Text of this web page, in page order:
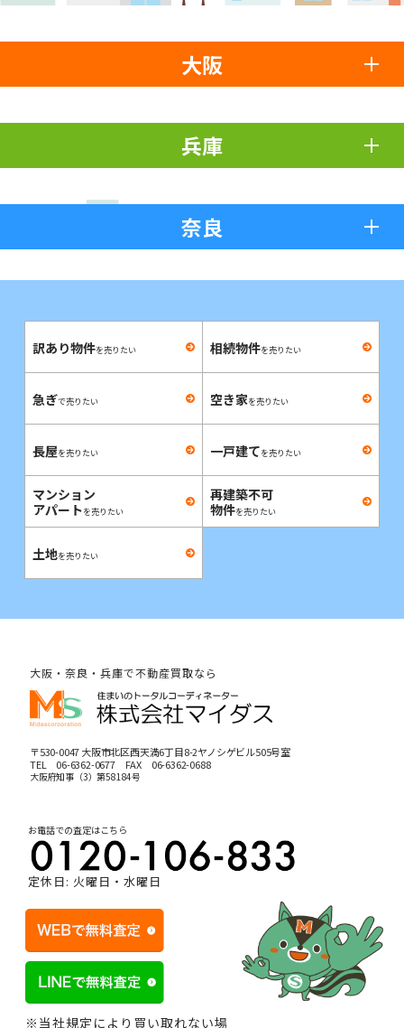
大阪
兵庫
奈良
訳あり物件を売りたい 相続物件を売りたい
急ぎで売りたい 空き家を売りたい
長屋を売りたい 一戸建てを売りたい
マンション
アパートを売りたい
再建築不可
物件を売りたい
土地を売りたい
大阪・奈良・兵庫で不動産買取なら
〒530-0047 大阪市北区西天満6丁目8-2ヤノシゲビル505号室
TEL 06-6362-0677FAX 06-6362-0688
大阪府知事（3）第58184号
お電話での査定はこちら
定休日: 火曜日・水曜日
※当社規定により買い取れない場